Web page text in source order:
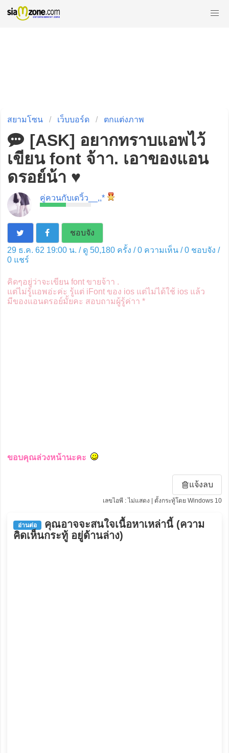
สยามโซน เว็บบอร์ด ตกแต่งภาพ
[ASK] อยากทราบแอพไว้
เขียน font จ้าา. เอาของแอน
ดรอย์น้า ♥
คู่ควนกับเดวิ้ว__,,*
ชอบจัง
29 ธ.ค. 62 19:00 น. / ดู 50,180 ครั้ง / 0 ความเห็น /0ชอบจัง /
0แชร์
คิดๆอยู่ว่าจะเขียน font ขายจ้าา .
แต่ไม่รู้แอพอ่ะค่ะ รู้แต่ iFont ของ ios แต่ไม่ได้ใช้ ios แล้ว
มีของแอนดรอย์มั้ยคะ สอบถามผู้รู้ค่าา *
ขอบคุณล่วงหน้านะคะ
แจ้งลบ
เลขไอพี : ไม่แสดง | ตั้งกระทู้โดย Windows 10
อ่านต่อ
คุณอาจจะสนใจเนื้อหาเหล่านี้ (ความ
คิดเห็นกระทู้ อยู่ด้านล่าง)